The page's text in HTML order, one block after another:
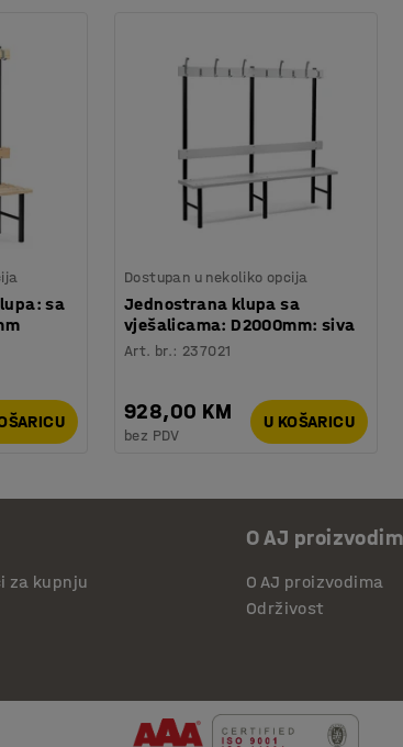
sa
Dostupan u nekoliko opcija
Jednostrana klupa sa
vješalicama: D2000mm: siva
Art. br.: 237021
928,00 KM
bez PDV
U KOŠARICU
za kupnju
O AJ
O AJ proizvodima
Održivost